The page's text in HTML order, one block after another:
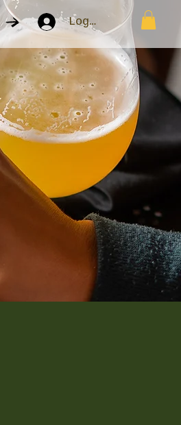
Log In